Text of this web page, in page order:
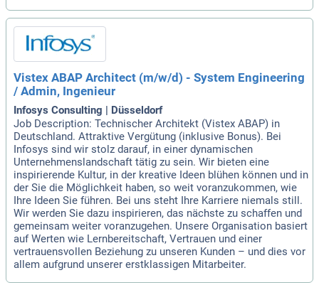
Vistex ABAP Architect (m/w/d) - System Engineering
/ Admin, Ingenieur
Infosys Consulting | Düsseldorf
Job Description: Technischer Architekt (Vistex ABAP) in
Deutschland. Attraktive Vergütung (inklusive Bonus). Bei
Infosys sind wir stolz darauf, in einer dynamischen
Unternehmenslandschaft tätig zu sein. Wir bieten eine
inspirierende Kultur, in der kreative Ideen blühen können und in
der Sie die Möglichkeit haben, so weit voranzukommen, wie
Ihre Ideen Sie führen. Bei uns steht Ihre Karriere niemals still.
Wir werden Sie dazu inspirieren, das nächste zu schaffen und
gemeinsam weiter voranzugehen. Unsere Organisation basiert
auf Werten wie Lernbereitschaft, Vertrauen und einer
vertrauensvollen Beziehung zu unseren Kunden – und dies vor
allem aufgrund unserer erstklassigen Mitarbeiter.